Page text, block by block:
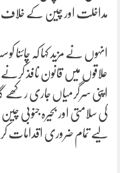
مداخلت اور چین کے خلاف
انہوں نے مزید کہا کہ
علاقوں میں قانون نافذ
اپنی سرگرمیاں جاری رکھے
کی سلامتی اور بحیرہ جنوبی
لیے تمام ضروری اقدامات